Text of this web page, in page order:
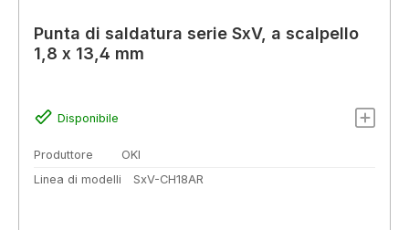
Punta di saldatura serie SxV, a scalpello
1,8 x 13,4 mm
Disponibile
Produttore
OKI
Linea di modelli
SxV-CH18AR